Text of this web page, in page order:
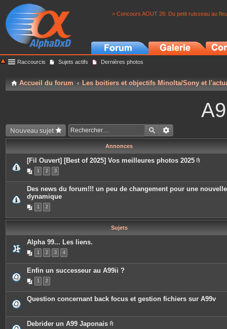
> Concours AOUT 26: Du petit ruisseau au
Raccourcis Sujets actifs Dernières photos
Accueil du forum Les boitiers et objectifs Minolta/Sony et
Nouveau sujet
Annonces
[Fil Ouvert] [Best of 2025] Vos meilleures photos 2025
c
e
n
1 2 3
Des news du forum!!! un peu de changement pour une nouvelle
dynamique
1 2
Sujets
Alpha 99... Les liens.
1 2 3 4
Enfin un successeur au A99ii ?
1 2
Question concernant back focus et gestion fichiers sur A99v
Debrider un A99 Japonais